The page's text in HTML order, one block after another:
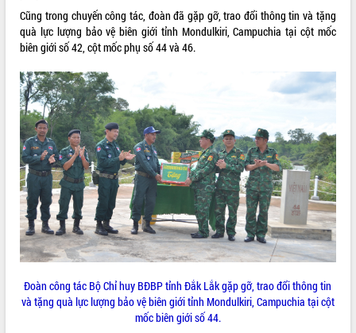
THỐNG KÊ TRUY CẬP
Hôm nay: 15484
Tất cả: 65991626
Cũng trong chuyến công tác, đoàn đã gặp gỡ, trao đổi thông tin và tặng
quà lực lượng bảo vệ biên giới tỉnh Mondulkiri, Campuchia tại cột mốc
biên giới số 42, cột mốc phụ số 44 và 46.
Đoàn công tác Bộ Chỉ huy BĐBP tỉnh Đắk Lắk gặp gỡ, trao đổi thông tin
và tặng quà lực lượng bảo vệ biên giới tỉnh Mondulkiri, Campuchia tại cột
mốc biên giới số 44.